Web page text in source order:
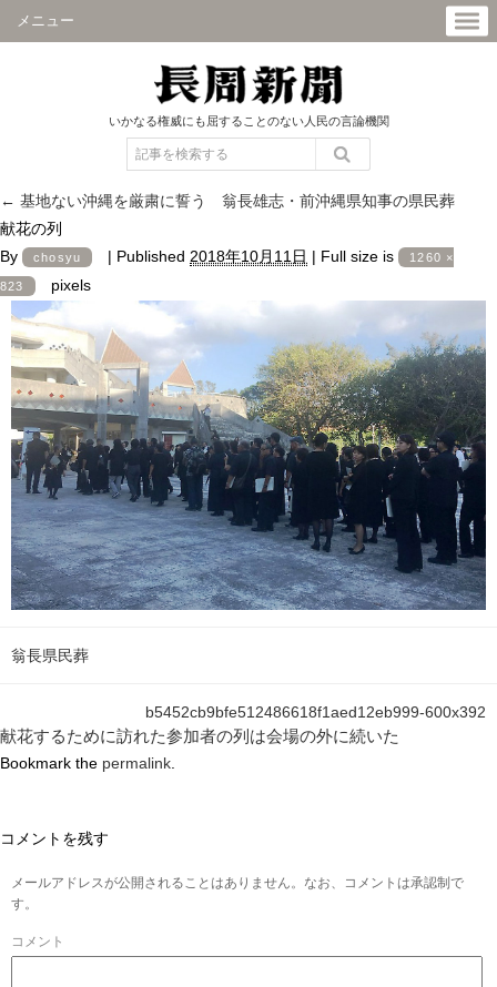
メニュー
いかなる権威にも屈することのない人民の言論機関
← 基地ない沖縄を厳粛に誓う 翁長雄志・前沖縄県知事の県民葬
献花の列
By
chosyu | Published 2018年10月11日 | Full size is 1260 ×
823 pixels
翁長県民葬
b5452cb9bfe512486618f1aed12eb999-600x392
献花するために訪れた参加者の列は会場の外に続いた
Bookmark the permalink.
コメントを残す
メールアドレスが公開されることはありません。なお、コメントは承認制で
す。
コメント